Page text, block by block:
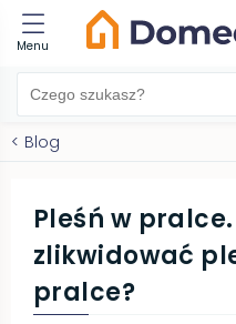
Menu
< Blog
Pleśń w
zlikwidować
pralce?